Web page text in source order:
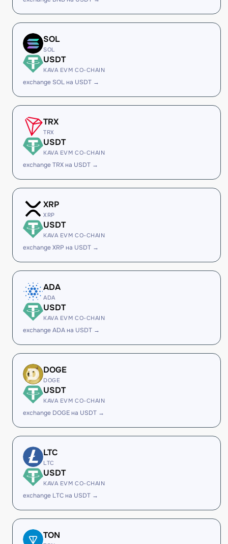
SOL
SOL
USDT
KAVA EVM CO-CHAIN
exchange SOL на USDT →
TRX
TRX
USDT
KAVA EVM CO-CHAIN
exchange TRX на USDT →
XRP
XRP
USDT
KAVA EVM CO-CHAIN
exchange XRP на USDT →
ADA
ADA
USDT
KAVA EVM CO-CHAIN
exchange ADA на USDT →
DOGE
DOGE
USDT
KAVA EVM CO-CHAIN
exchange DOGE на USDT →
LTC
LTC
USDT
KAVA EVM CO-CHAIN
exchange LTC на USDT →
TON